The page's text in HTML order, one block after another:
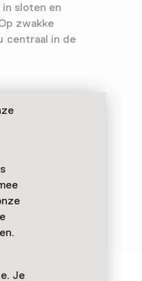
Je
sloten en
zwakke
centraal in de